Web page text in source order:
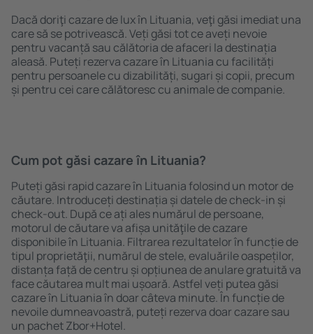
Dacă doriţi cazare de lux în Lituania, veţi găsi imediat una
care să se potrivească. Veți găsi tot ce aveți nevoie
pentru vacanță sau călătoria de afaceri la destinația
aleasă. Puteți rezerva cazare în Lituania cu facilități
pentru persoanele cu dizabilități, sugari și copii, precum
și pentru cei care călătoresc cu animale de companie.
Cum pot găsi cazare în Lituania?
Puteți găsi rapid cazare în Lituania folosind un motor de
căutare. Introduceți destinația și datele de check-in și
check-out. După ce ați ales numărul de persoane,
motorul de căutare va afișa unităţile de cazare
disponibile în Lituania. Filtrarea rezultatelor în funcție de
tipul proprietăţii, numărul de stele, evaluările oaspeților,
distanța față de centru și opțiunea de anulare gratuită va
face căutarea mult mai ușoară. Astfel veți putea găsi
cazare în Lituania în doar câteva minute. În funcție de
nevoile dumneavoastră, puteți rezerva doar cazare sau
un pachet Zbor+Hotel.